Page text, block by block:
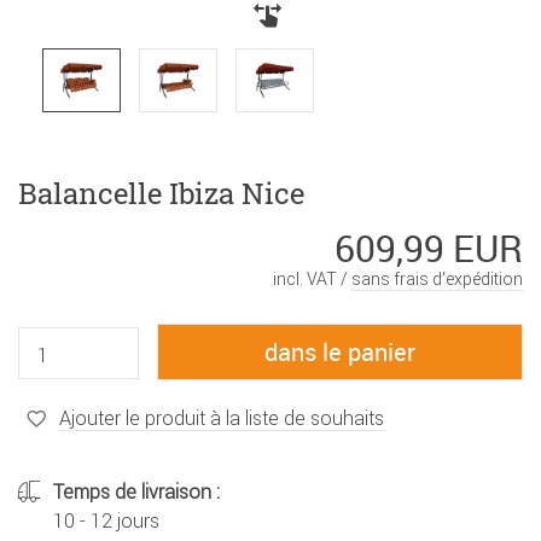
Balancelle Ibiza Nice
609,99 EUR
incl. VAT / sans frais d’expédition
Ajouter le produit à la liste de souhaits
Temps de livraison :
10 - 12 jours